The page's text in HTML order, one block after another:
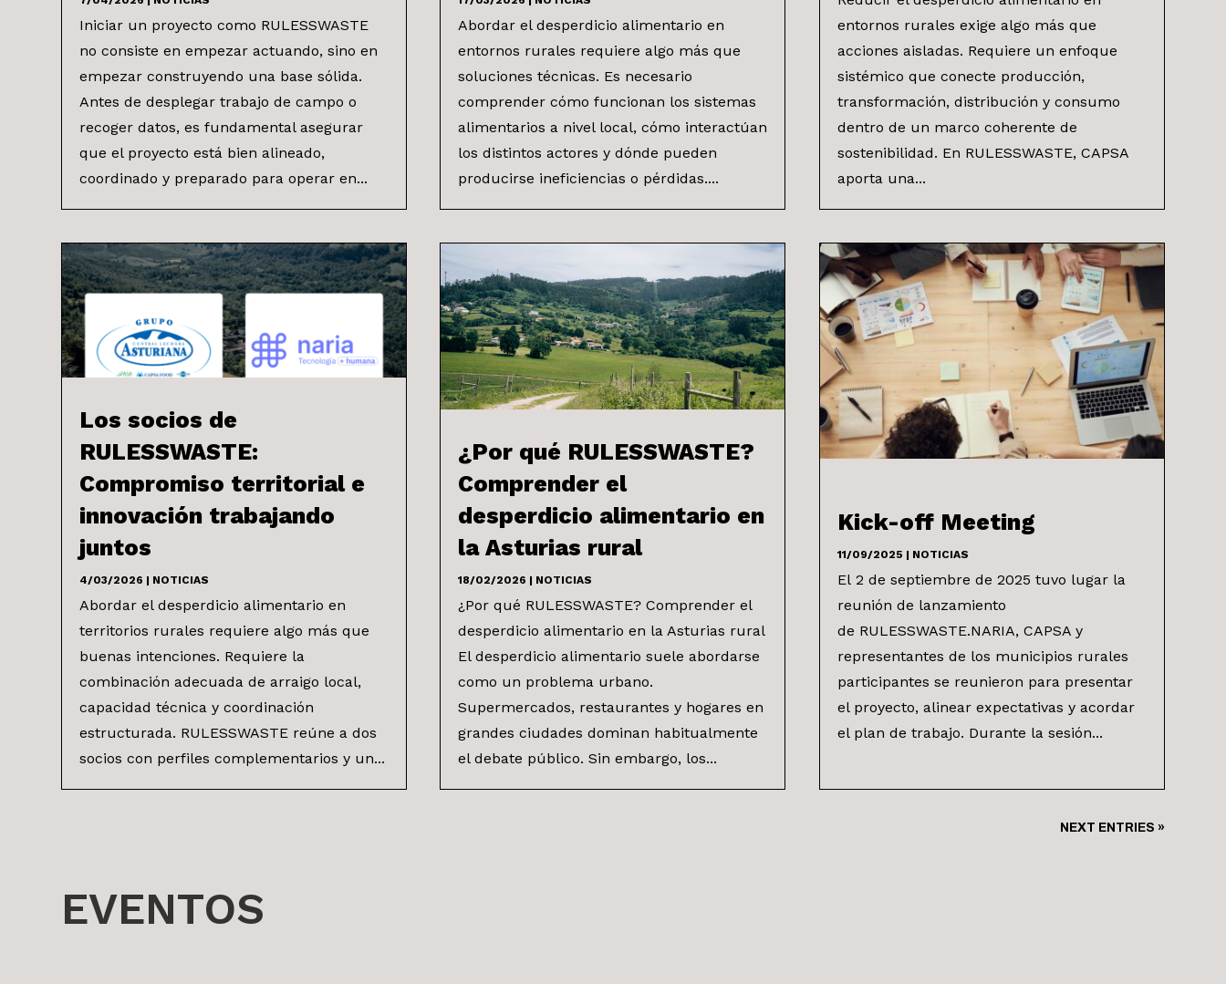
Iniciar un proyecto como RULESSWASTE
no consiste en empezar actuando, sino en
empezar construyendo una base sólida.
Antes de desplegar trabajo de campo o
recoger datos, es fundamental asegurar
que el proyecto está bien alineado,
coordinado y preparado para operar en...
Los socios de
RULESSWASTE:
Compromiso territorial e
innovación trabajando
juntos
4/03/2026 | NOTICIAS
Abordar el desperdicio alimentario en
territorios rurales requiere algo más que
buenas intenciones. Requiere la
combinación adecuada de arraigo local,
capacidad técnica y coordinación
estructurada. RULESSWASTE reúne a dos
socios con perfiles complementarios y un...
Abordar el desperdicio alimentario en
entornos rurales requiere algo más que
soluciones técnicas. Es necesario
comprender cómo funcionan los sistemas
alimentarios a nivel local, cómo interactúan
los distintos actores y dónde pueden
producirse ineficiencias o pérdidas....
¿Por qué RULESSWASTE?
Comprender el
desperdicio alimentario en
la Asturias rural
18/02/2026 | NOTICIAS
¿Por qué RULESSWASTE? Comprender el
desperdicio alimentario en la Asturias rural
El desperdicio alimentario suele abordarse
como un problema urbano.
Supermercados, restaurantes y hogares en
grandes ciudades dominan habitualmente
el debate público. Sin embargo, los...
entornos rurales exige algo más que
acciones aisladas. Requiere un enfoque
sistémico que conecte producción,
transformación, distribución y consumo
dentro de un marco coherente de
sostenibilidad. En RULESSWASTE, CAPSA
aporta una...
Kick-off Meeting
11/09/2025 | NOTICIAS
El 2 de septiembre de 2025 tuvo lugar la
reunión de lanzamiento
de RULESSWASTE.NARIA, CAPSA y
representantes de los municipios rurales
participantes se reunieron para presentar
el proyecto, alinear expectativas y acordar
el plan de trabajo. Durante la sesión...
NEXT ENTRIES »
EVENTOS